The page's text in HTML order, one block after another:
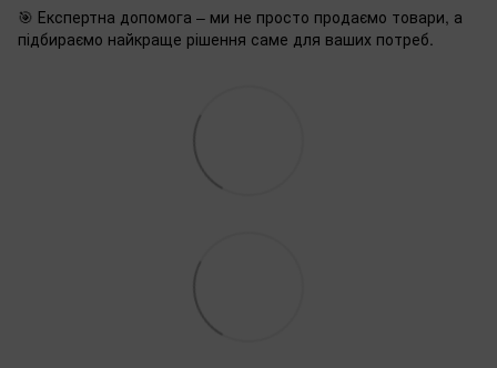
🎯 Експертна допомога – ми не просто продаємо товари, а
підбираємо найкраще рішення саме для ваших потреб.